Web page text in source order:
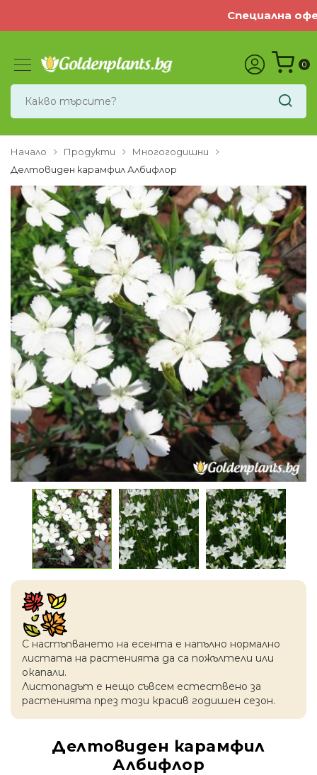
Специална
0
Начало Продукти
Многогодишни
Делтовиден карамфил Албифлор
С настъпването на есентa е напълно нормално
листата на растенията да са пожълтели или
окапaли.
Листопадът е нещо съвсем естествено за
растенията през този красив годишен сезон.
Делтовиден карамфил
Албифлор